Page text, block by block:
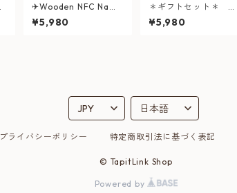
✈Wooden NFC Name
Card & Key Holder Gi
ft Set [Overseas Lim
¥5,980
＊ギフトセット＊ ス
タンド付きNFCウッド
カード＆キーホルダー
¥5,980
プライバシーポリシー 特定商取引法に基づく表記
© TapitLink Shop
Powered by